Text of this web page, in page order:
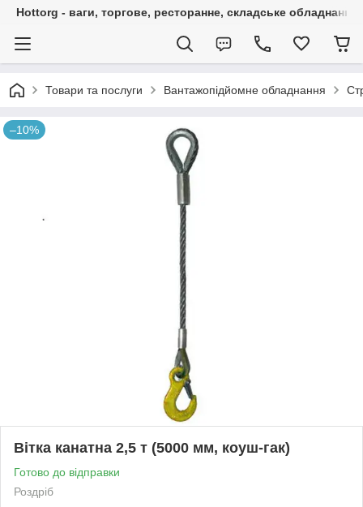
Hottorg - ваги, торгове, ресторанне, складське обладнання
Товари та послуги Вантажопідйомне обладнання
–10%
Вітка канатна 2,5 т (5000 мм, коуш-гак)
Готово до відправки
Роздріб